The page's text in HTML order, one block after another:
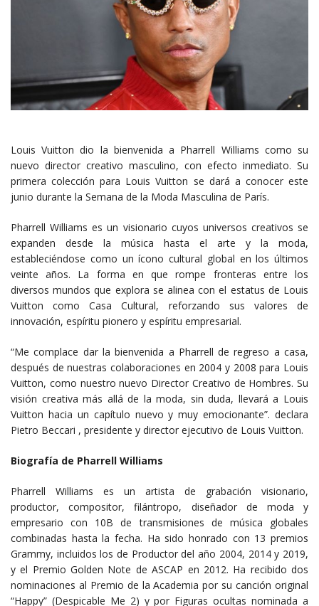
Louis Vuitton dio la bienvenida a Pharrell Williams como su
nuevo director creativo masculino, con efecto inmediato. Su
primera colección para Louis Vuitton se dará a conocer este
junio durante la Semana de la Moda Masculina de París.
Pharrell Williams es un visionario cuyos universos creativos se
expanden desde la música hasta el arte y la moda,
estableciéndose como un ícono cultural global en los últimos
veinte años. La forma en que rompe fronteras entre los
diversos mundos que explora se alinea con el estatus de Louis
Vuitton como Casa Cultural, reforzando sus valores de
innovación, espíritu pionero y espíritu empresarial.
“Me complace dar la bienvenida a Pharrell de regreso a casa,
después de nuestras colaboraciones en 2004 y 2008 para Louis
Vuitton, como nuestro nuevo Director Creativo de Hombres. Su
visión creativa más allá de la moda, sin duda, llevará a Louis
Vuitton hacia un capítulo nuevo y muy emocionante”. declara
Pietro Beccari , presidente y director ejecutivo de Louis Vuitton.
Biografía de Pharrell Williams
Pharrell Williams es un artista de grabación visionario,
productor, compositor, filántropo, diseñador de moda y
empresario con 10B de transmisiones de música globales
combinadas hasta la fecha. Ha sido honrado con 13 premios
Grammy, incluidos los de Productor del año 2004, 2014 y 2019,
y el Premio Golden Note de ASCAP en 2012. Ha recibido dos
nominaciones al Premio de la Academia por su canción original
“Happy” (Despicable Me 2) y por Figuras ocultas nominada a